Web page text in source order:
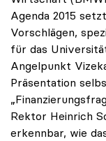
Agenda 2015
Vorschlägen,
für das
Angelpunkt
Präsentation
Rektor Heinrich
erkennbar, wie